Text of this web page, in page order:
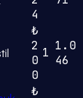
4
₺
2
0
0
1 1.0
46
₺